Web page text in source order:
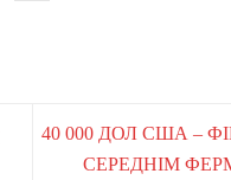
40 000 ДОЛ США –
СЕРЕДНІМ